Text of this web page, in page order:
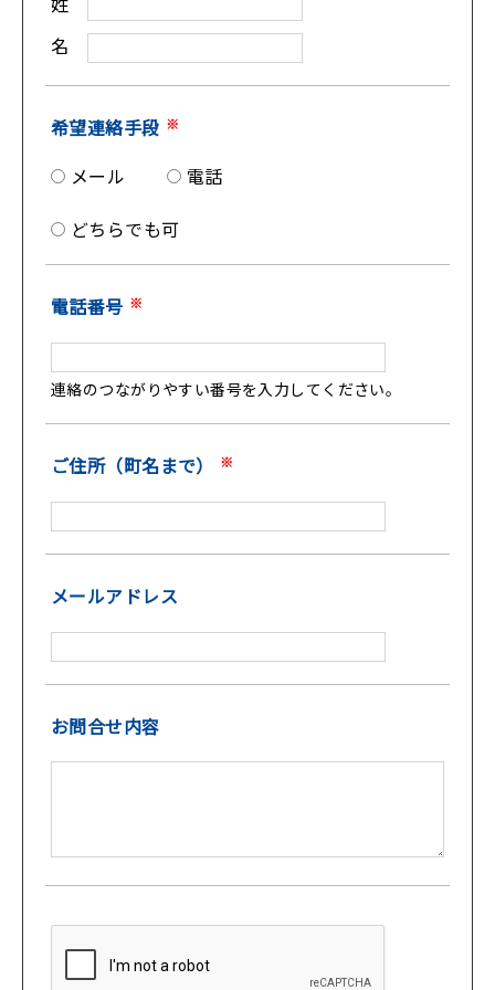
名
希望連絡手段 ※
メール
電話
どちらでも可
電話番号 ※
連絡のつながりやすい番号を入力してください。
ご住所（町名まで） ※
メールアドレス
お問合せ内容